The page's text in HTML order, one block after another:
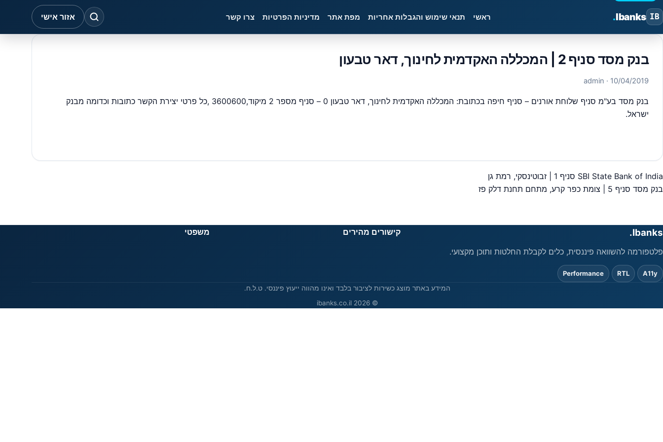
IB
Ibanks
. ראשי תנאי שימוש והגבלות אחריות מפת אתר מדיניות הפרטיות צרו קשר אזור אישי
בנק מסד סניף 2 | המכללה האקדמית לחינוך, דאר טבעון
10/04/2019
· admin
בנק מסד בע"מ סניף שלוחת אורנים – סניף חיפה בכתובת: המכללה האקדמית לחינוך, דאר טבעון 0 – סניף מספר 2 מיקוד,3600600 ,כל פרטי יצירת הקשר כתובות וכדומה מבנק
ישראל.
ניווט
SBI State Bank of India סניף 1 | זבוטינסקי, רמת גן
בנק מסד סניף 5 | צומת כפר קרע, מתחם תחנת דלק פז
Ibanks.
פלטפורמה להשוואה פיננסית, כלים לקבלת החלטות ותוכן מקצועי.
A11y
RTL
Performance
קישורים מהירים משפטי
המידע באתר מוצג כשירות לציבור בלבד ואינו מהווה ייעוץ פיננסי. ט.ל.ח.
© 2026 ibanks.co.il